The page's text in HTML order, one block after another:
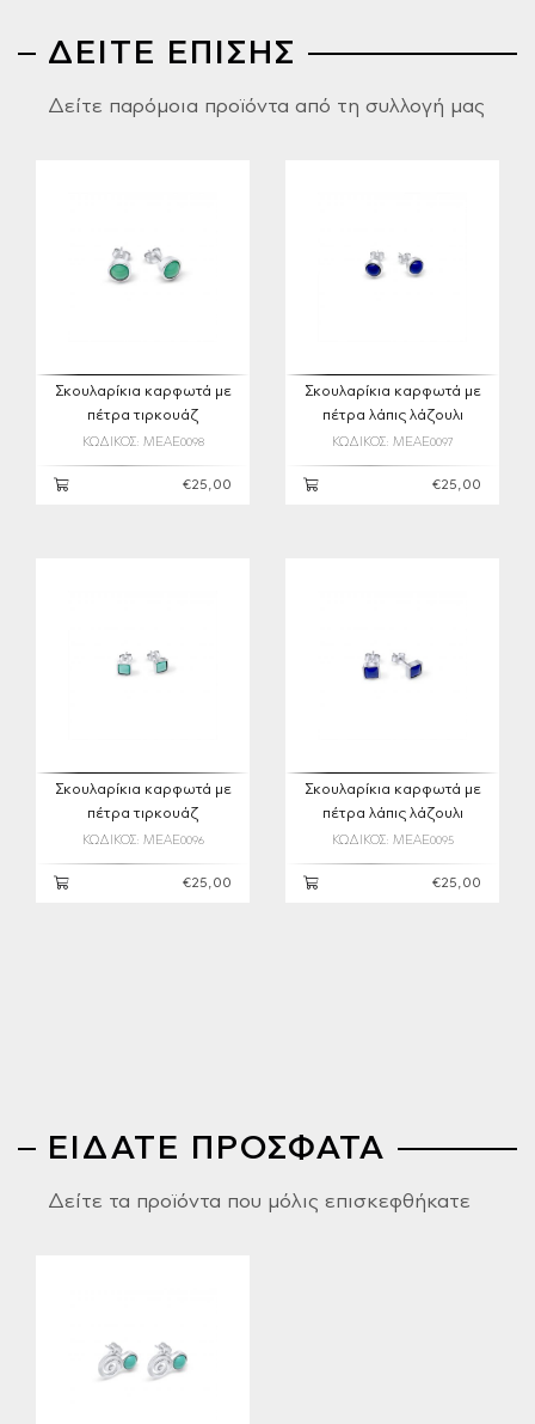
ΔΕΙΤΕ ΕΠΙΣΗΣ
Δείτε παρόμοια προϊόντα από τη συλλογή μας
Σκουλαρίκια καρφωτά με
πέτρα τιρκουάζ
ΚΩΔΙΚΟΣ: MEAE0098
€25,00
Σκουλαρίκια καρφωτά με
πέτρα λάπις λάζουλι
ΚΩΔΙΚΟΣ: MEAE0097
€25,00
Σκουλαρίκια καρφωτά με
πέτρα τιρκουάζ
ΚΩΔΙΚΟΣ: MEAE0096
€25,00
Σκουλαρίκια καρφωτά με
πέτρα λάπις λάζουλι
ΚΩΔΙΚΟΣ: MEAE0095
€25,00
ΕΙΔΑΤΕ ΠΡΟΣΦΑΤΑ
Δείτε τα προϊόντα που μόλις επισκεφθήκατε